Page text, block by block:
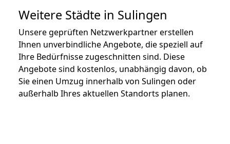
Weitere Städte in Sulingen
Unsere geprüften Netzwerkpartner erstellen
Ihnen unverbindliche Angebote, die speziell auf
Ihre Bedürfnisse zugeschnitten sind. Diese
Angebote sind kostenlos, unabhängig davon, ob
Sie einen Umzug innerhalb von Sulingen oder
außerhalb Ihres aktuellen Standorts planen.